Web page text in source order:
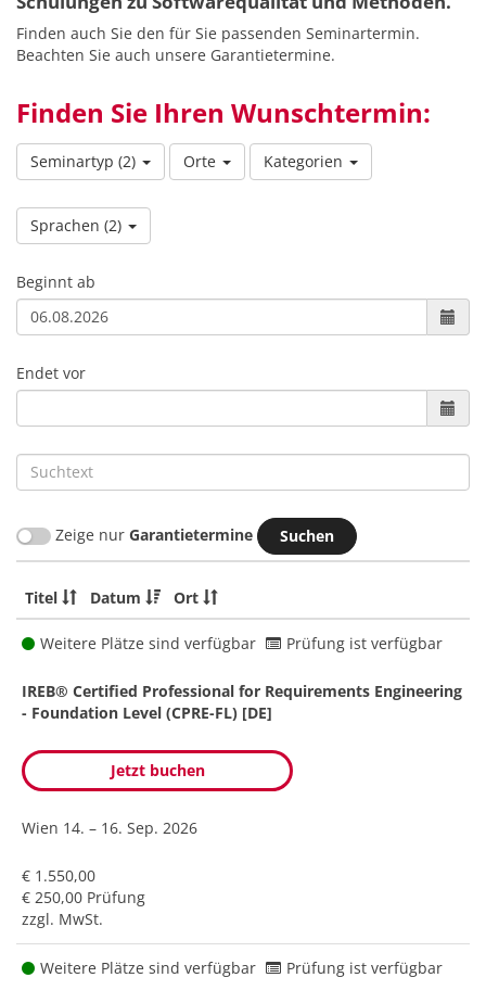
Finden auch Sie den für Sie passenden Seminartermin.
Beachten Sie auch unsere Garantietermine.
Finden Sie Ihren Wunschtermin:
Seminartyp (2) Orte Kategorien
Sprachen (2)
Beginnt ab
Endet vor
Suchtext
Zeige nur Garantietermine
Titel Datum Ort
Weitere Plätze sind verfügbar Prüfung ist verfügbar
IREB® Certified Professional for Requirements Engineering
- Foundation Level (CPRE-FL) [DE]
Jetzt buchen
Wien 14. – 16. Sep. 2026
€ 1.550,00
€ 250,00 Prüfung
zzgl. MwSt.
Weitere Plätze sind verfügbar Prüfung ist verfügbar